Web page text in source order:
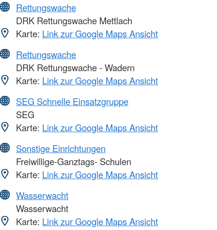
Rettungswache
DRK Rettungswache Mettlach
Karte: Link zur Google Maps Ansicht
Rettungswache
DRK Rettungswache - Wadern
Karte: Link zur Google Maps Ansicht
SEG Schnelle Einsatzgruppe
SEG
Karte: Link zur Google Maps Ansicht
Sonstige Einrichtungen
Freiwillige-Ganztags- Schulen
Karte: Link zur Google Maps Ansicht
Wasserwacht
Wasserwacht
Karte: Link zur Google Maps Ansicht